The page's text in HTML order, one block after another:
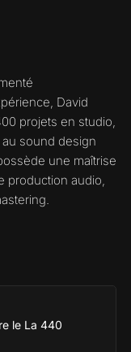
David
projets en studio,
sound design
une maîtrise
production audio,
le La 440